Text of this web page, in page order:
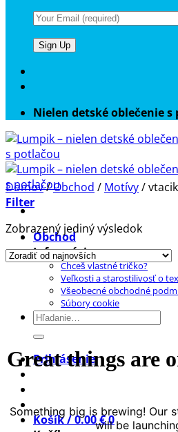
Nielen detské oblečenie s
Obchod
Informácie
Chceš vlastné tričko?
Veľkosti a starostilivosť o
Všeobecné obchodné
Súbory cookie
Hľadať:
Prihlásenie
Košík /0.00€0
Domov/Obchod / Motívy/
Filter
Zobrazený jediný výsledok
Great things are
Something big is brewing! Our
will be